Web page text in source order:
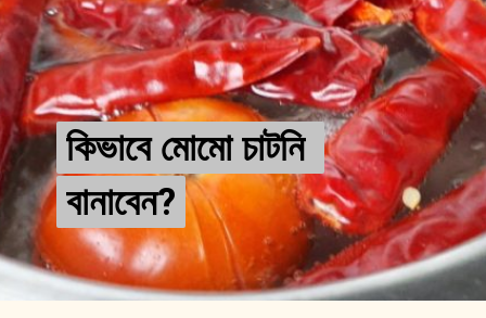
কিভাবে মোমো চাটনি
বানাবেন?
কিভাবে মোমো চাটনি
বানাবেন?